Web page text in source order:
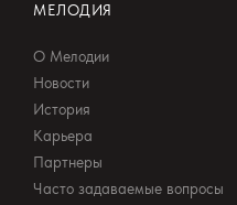
МЕЛОДИЯ
О Мелодии
Новости
История
Карьера
Партнеры
Часто задаваемые вопросы